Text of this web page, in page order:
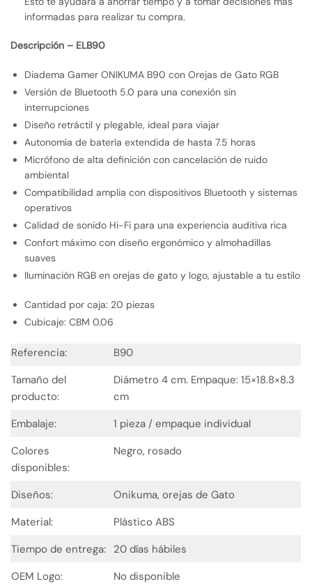
informadas para realizar tu compra.
Descripción – ELB90
Diadema Gamer ONIKUMA B90 con Orejas de Gato RGB
Versión de Bluetooth 5.0 para una conexión sin
interrupciones
Diseño retráctil y plegable, ideal para viajar
Autonomía de batería extendida de hasta 7.5 horas
Micrófono de alta definición con cancelación de ruido
ambiental
Compatibilidad amplia con dispositivos Bluetooth y sistemas
operativos
Calidad de sonido Hi-Fi para una experiencia auditiva rica
Confort máximo con diseño ergonómico y almohadillas
suaves
Iluminación RGB en orejas de gato y logo, ajustable a tu estilo
Cantidad por caja: 20 piezas
Cubicaje: CBM 0.06
Referencia:
B90
Tamaño del
producto:
Diámetro 4 cm. Empaque: 15×18.8×8.3
cm
Embalaje:
1 pieza / empaque individual
Colores
disponibles:
Negro, rosado
Diseños:
Onikuma, orejas de Gato
Material:
Plástico ABS
Tiempo de entrega: 20 días hábiles
OEM Logo:
No disponible